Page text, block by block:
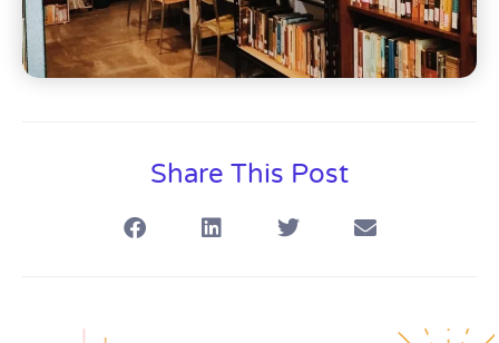
Share This Post